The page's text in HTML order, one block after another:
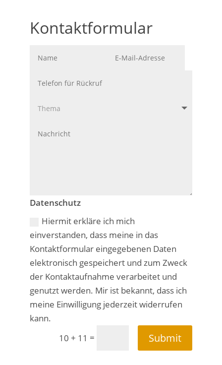
Kontaktformular
Datenschutz
Hiermit erkläre ich mich
einverstanden, dass meine in das
Kontaktformular eingegebenen Daten
elektronisch gespeichert und zum Zweck
der Kontaktaufnahme verarbeitet und
genutzt werden. Mir ist bekannt, dass ich
meine Einwilligung jederzeit widerrufen
kann.
10 + 11 = Submit